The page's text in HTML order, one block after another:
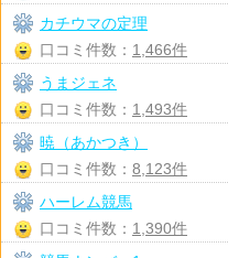
カチウマの定理
口コミ件数： 1,466件
うまジェネ
口コミ件数： 1,493件
暁（あかつき）
口コミ件数： 8,123件
ハーレム競馬
口コミ件数： 1,390件